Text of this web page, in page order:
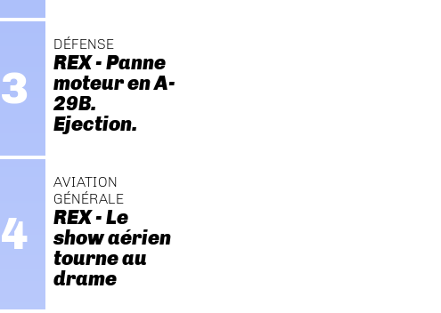
DÉFENSE
REX - Panne
moteur en A-
29B.
Ejection.
AVIATION
GÉNÉRALE
REX - Le
show aérien
tourne au
drame